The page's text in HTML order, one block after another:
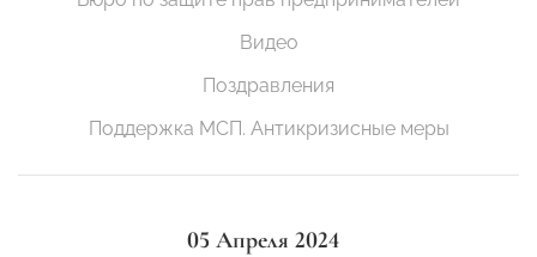
Видео
Поздравления
Поддержка МСП. Антикризисные меры
05 Апреля 2024